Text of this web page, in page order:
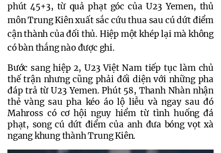
phút 45+3, từ quả phạt góc của U23 Yemen, thủ
môn Trung Kiên xuất sắc cứu thua sau cú dứt điểm
cận thành của đối thủ. Hiệp một khép lại mà không
có bàn thắng nào được ghi.
Bước sang hiệp 2, U23 Việt Nam tiếp tục làm chủ
thế trận nhưng cũng phải đối diện với những pha
đáp trả từ U23 Yemen. Phút 58, Thanh Nhàn nhận
thẻ vàng sau pha kéo áo lộ liễu và ngay sau đó
Mahross có cơ hội nguy hiểm từ tình huống đá
phạt, song cú dứt điểm của anh đưa bóng vọt xà
ngang khung thành Trung Kiên.